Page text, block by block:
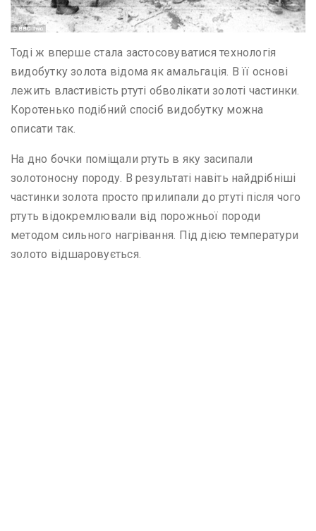
Тоді ж вперше стала застосовуватися технологія
видобутку золота відома як амальгація. В її основі
лежить властивість ртуті обволікати золоті частинки.
Коротенько подібний спосіб видобутку можна
описати так.
На дно бочки поміщали ртуть в яку засипали
золотоносну породу. В результаті навіть найдрібніші
частинки золота просто прилипали до ртуті після чого
ртуть відокремлювали від порожньої породи
методом сильного нагрівання. Під дією температури
золото відшаровується.